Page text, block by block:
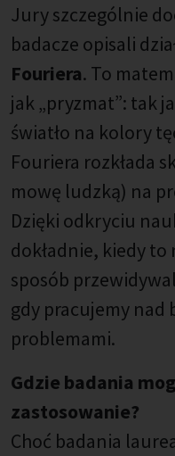
Jury szczególnie
badacze opisali
Fouriera. To
jak „pryzmat”: tak
światło na kolory
Fouriera rozkłada
mowę ludzką) na
Dzięki odkryciu
dokładnie, kiedy to
sposób
gdy pracujemy nad
problemami.
Gdzie badania
zastosowanie?
Choć badania